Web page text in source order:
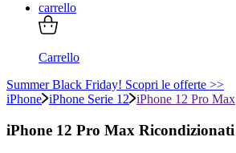
carrello
Carrello
Summer Black Friday! Scopri le offerte >>
iPhone iPhone Serie 12 iPhone 12 Pro Max
iPhone 12 Pro Max Ricondizionati